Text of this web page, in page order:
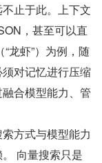
止于此。上下文
，甚至可以直
龙虾”）为例，随
对记忆进行压缩
合模型能力、管
方式与模型能力
向量搜索只是